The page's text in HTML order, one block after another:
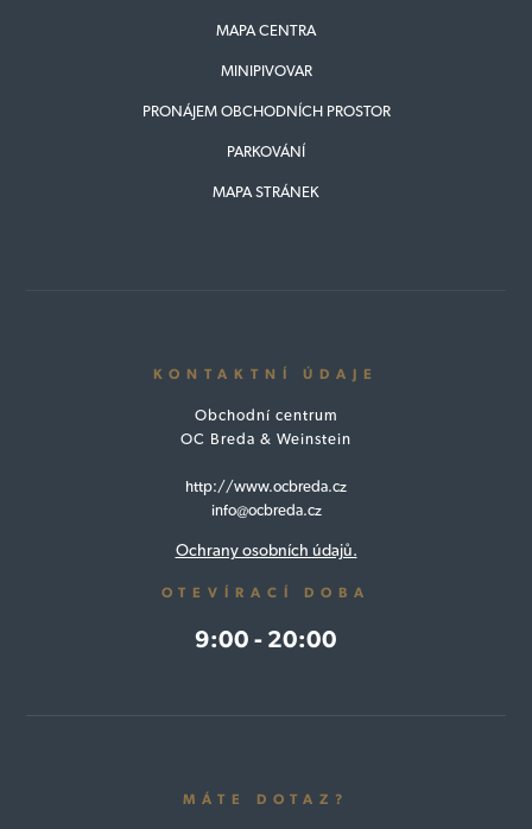
MAPA CENTRA
MINIPIVOVAR
PRONÁJEM OBCHODNÍCH PROSTOR
PARKOVÁNÍ
MAPA STRÁNEK
KONTAKTNÍ ÚDAJE
Obchodní centrum
OC Breda & Weinstein
http://www.ocbreda.cz
info@ocbreda.cz
Ochrany osobních údajů.
OTEVÍRACÍ DOBA
9:00 - 20:00
MÁTE DOTAZ?